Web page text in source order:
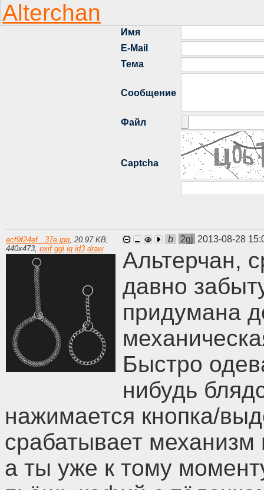
ecf9f24ef...37e.jpg, 20.97 KB,
440x473, exif ggl iq id3 draw
b 2gj 2013-08-28
Альтерчан,
давно
придумана
Быстро
нибудь
нажимается кнопка/
срабатывает механизм
а ты уже к тому